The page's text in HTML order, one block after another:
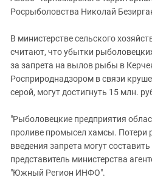
Росрыболовства Николай
В министерстве сельского
считают, что убытки
за запрета на вылов рыбы в
Росприроднадзором в связи
серой, могут достигнуть 15 млн.
"Рыболовецкие предприятия
проливе промысел хамсы. Потери
введения запрета могут
представитель министерства
"Южный Регион ИНФО".